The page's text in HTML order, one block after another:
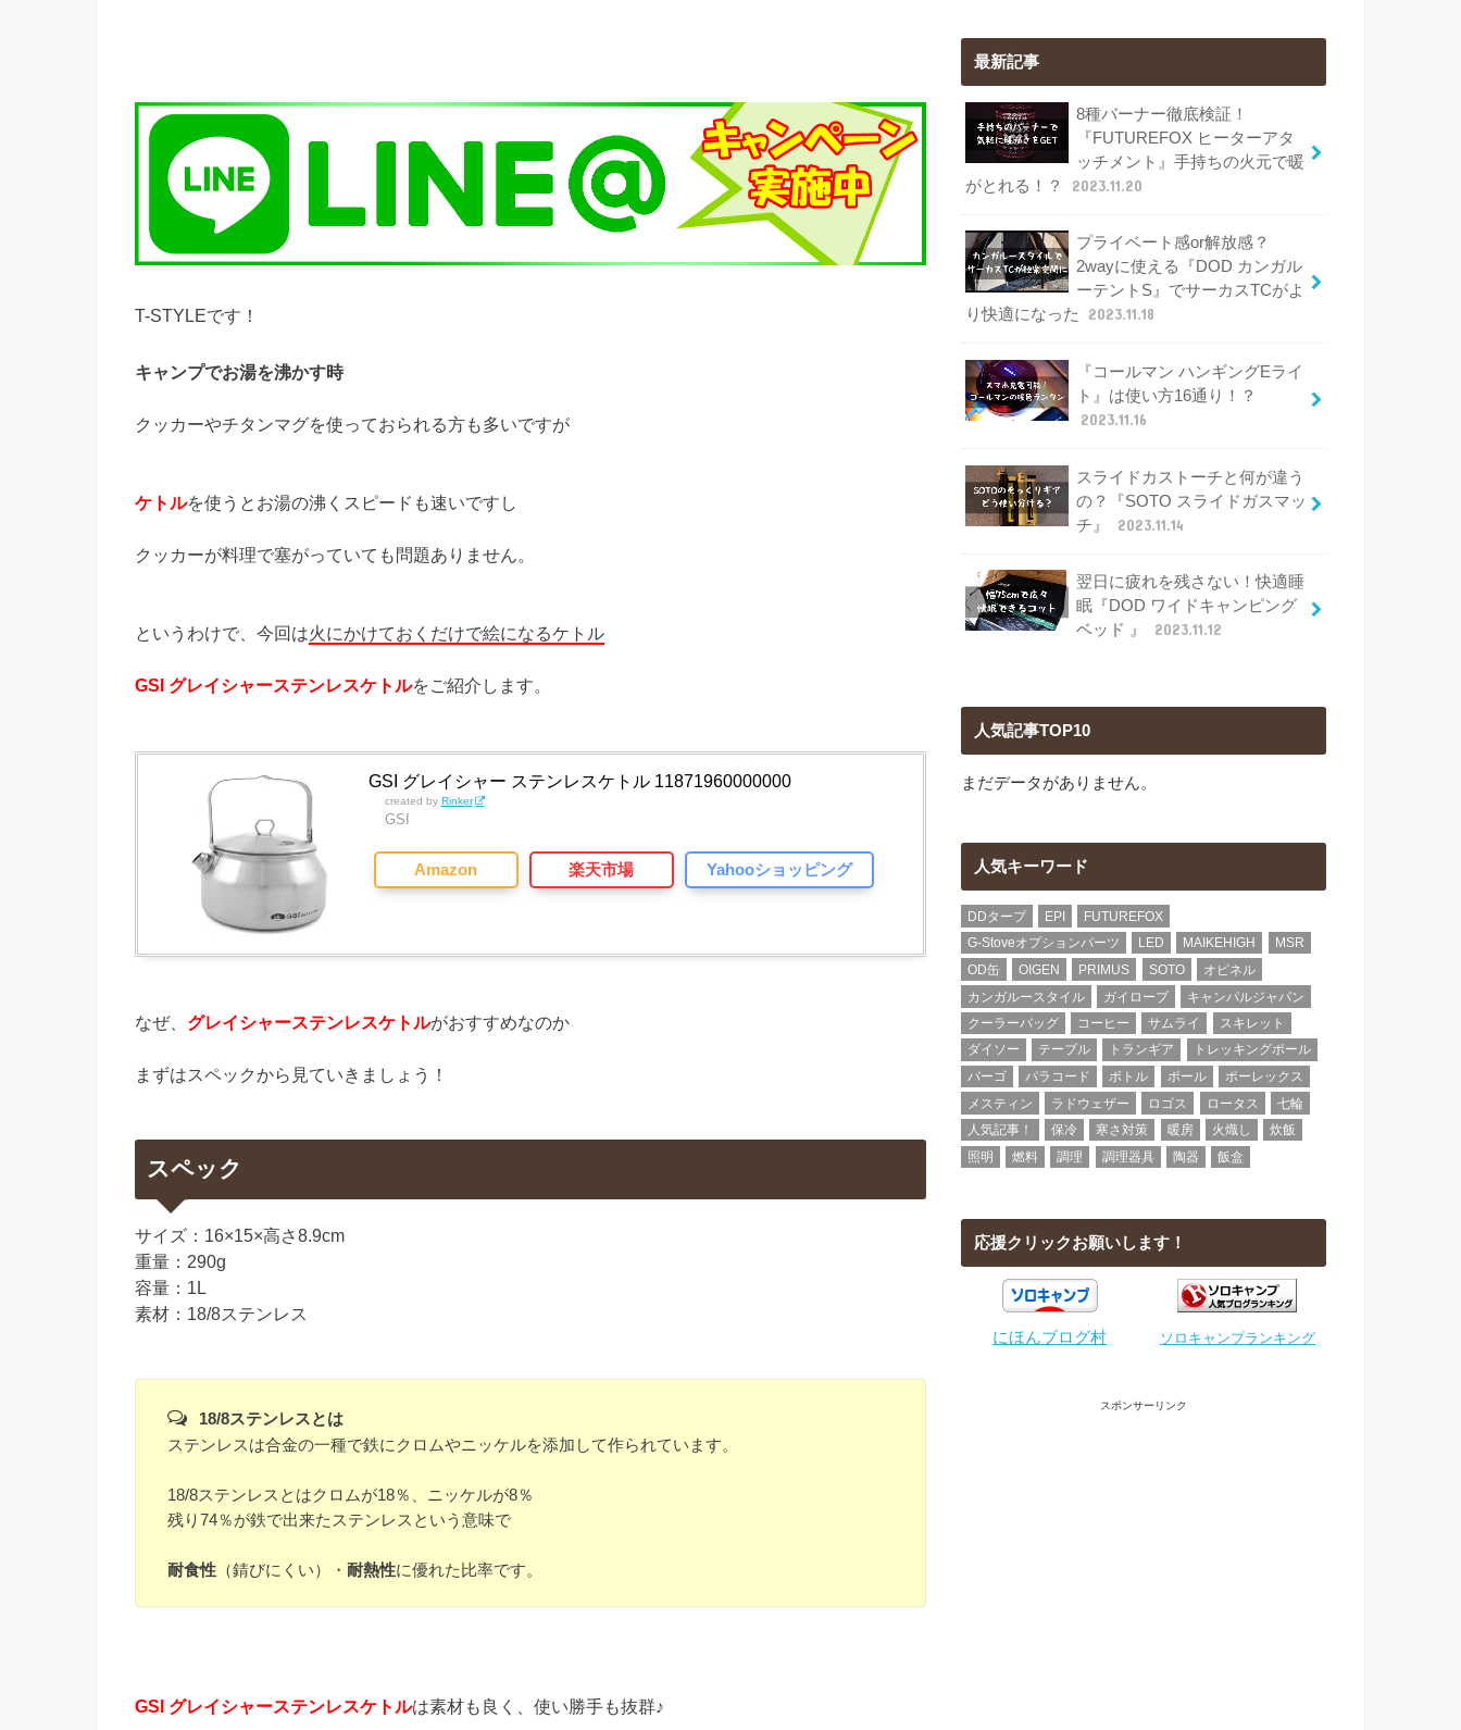
T-STYLEです！
キャンプでお湯を沸かす時
クッカーやチタンマグを使っておられる方も多いですが
ケトルを使うとお湯の沸くスピードも速いですし
クッカーが料理で塞がっていても問題ありません。
というわけで、今回は火にかけておくだけで絵になるケトル
GSI グレイシャーステンレスケトルをご紹介します。
GSI グレイシャー ステンレスケトル 11871960000000
created by Rinker
GSI
Amazon 楽天市場 Yahooショッピング
なぜ、 グレイシャーステンレスケトルがおすすめなのか
まずはスペックから見ていきましょう！
スペック
サイズ：16×15×高さ8.9cm
重量：290g
容量：1L
素材：18/8ステンレス
18/8ステンレスとは
ステンレスは合金の一種で鉄にクロムやニッケルを添加して作られています。
18/8ステンレスとはクロムが18％、ニッケルが8％
残り74％が鉄で出来たステンレスという意味で
耐食性 （錆びにくい）・耐熱性に優れた比率です。
GSI グレイシャーステンレスケトルは素材も良く、使い勝手も抜群♪
最新記事
8種バーナー徹底検証！
『FUTUREFOX ヒーターアタ
ッチメント』手持ちの火元で暖
がとれる！？
2023.11.20
プライベート感or解放感？
2wayに使える『DOD カンガル
ーテントS』でサーカスTCがよ
り快適になった
2023.11.18
『コールマン ハンギングEライ
ト』は使い方16通り！？
2023.11.16
スライドカストーチと何が違う
の？『SOTO スライドガスマッ
チ』
2023.11.14
翌日に疲れを残さない！快適睡
眠『DOD ワイドキャンピング
ベッド 』
2023.11.12
人気記事TOP10
まだデータがありません。
人気キーワード
DDタープ EPI
FUTUREFOX
G-Stoveオプションパーツ
LED MAIKEHIGH
MSR
OD缶
OIGEN PRIMUS SOTO
オピネル
カンガルースタイル
ガイロープ
キャンパルジャパン
クーラーバッグ
コーヒー サムライ
スキレット
ダイソー
テーブル トランギア
トレッキングポール
バーゴ
パラコード ボトル ポール
ポーレックス
メスティン
ラドウェザー ロゴス ロータス
七輪
人気記事！
保冷 寒さ対策 暖房 火熾し
炊飯
照明
燃料 調理 調理器具 陶器 飯盒
応援クリックお願いします！
にほんブログ村 ソロキャンプランキング
スポンサーリンク